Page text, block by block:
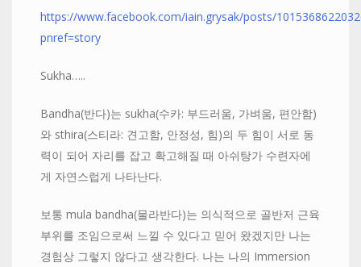
https://www.facebook.com/iain.grysak/posts/
pnref=story
Sukha…..
Bandha(반다)는 sukha(수카: 부드러움, 가벼움, 편안함)
와 sthira(스티라: 견고함, 안정성, 힘)의 두 힘이 서로 동
력이 되어 자리를 잡고 확고해질 때 아쉬탕가 수련자에
게 자연스럽게 나타난다.
보통 mula bandha(물라반다)는 의식적으로 골반저 근육
부위를 조임으로써 느낄 수 있다고 믿어 왔겠지만 나는
경험상 그렇지 않다고 생각한다. 나는 나의 Immersion